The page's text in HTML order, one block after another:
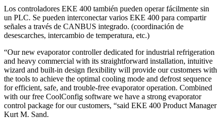
Los controladores EKE 400 también pueden operar fácilmente sin
un PLC. Se pueden interconectar varios EKE 400 para compartir
señales a través de CANBUS integrado. (coordinación de
desescarches, intercambio de temperatura, etc.)
“Our new evaporator controller dedicated for industrial refrigeration
and heavy commercial with its straightforward installation, intuitive
wizard and built-in design flexibility will provide our customers with
the tools to achieve the optimal cooling mode and defrost sequence
for efficient, safe, and trouble-free evaporator operation. Combined
with our free CoolConfig software we have a strong evaporator
control package for our customers, “said EKE 400 Product Manager
Kurt M. Sand.